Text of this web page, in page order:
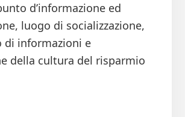
d’informazione ed
luogo di socializzazione,
di informazioni e
della cultura del risparmio